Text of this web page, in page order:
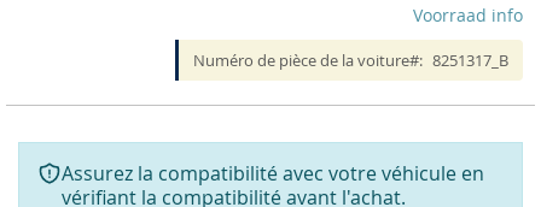
Voorraad info
Numéro de pièce de la voiture 8251317_B
Assurez la compatibilité avec votre véhicule en
vérifiant la compatibilité avant l'achat.